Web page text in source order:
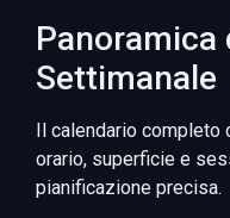
Panoramica
Settimanale
Il calendario completo
orario, superficie e
pianificazione precisa.